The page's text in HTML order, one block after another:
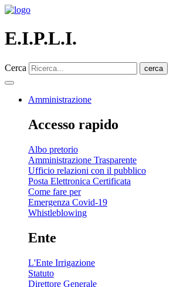
E.I.P.L.I.
Cerca cerca
Amministrazione
Accesso rapido
Albo pretorio
Amministrazione Trasparente
Ufficio relazioni con il pubblico
Posta Elettronica Certificata
Come fare per
Emergenza Covid-19
Whistleblowing
Ente
L'Ente Irrigazione
Statuto
Direttore Generale